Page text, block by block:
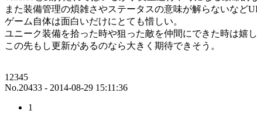
また装備管理の煩雑さやステータスの意味が解らないなど
ゲーム自体は面白いだけにとても惜しい。
ユニーク装備を拾った時や狙った敵を仲間にできた時は嬉
この先もし更新があるのなら大きく期待できそう。
12345
No.20433 - 2014-08-29 15:11:36
1